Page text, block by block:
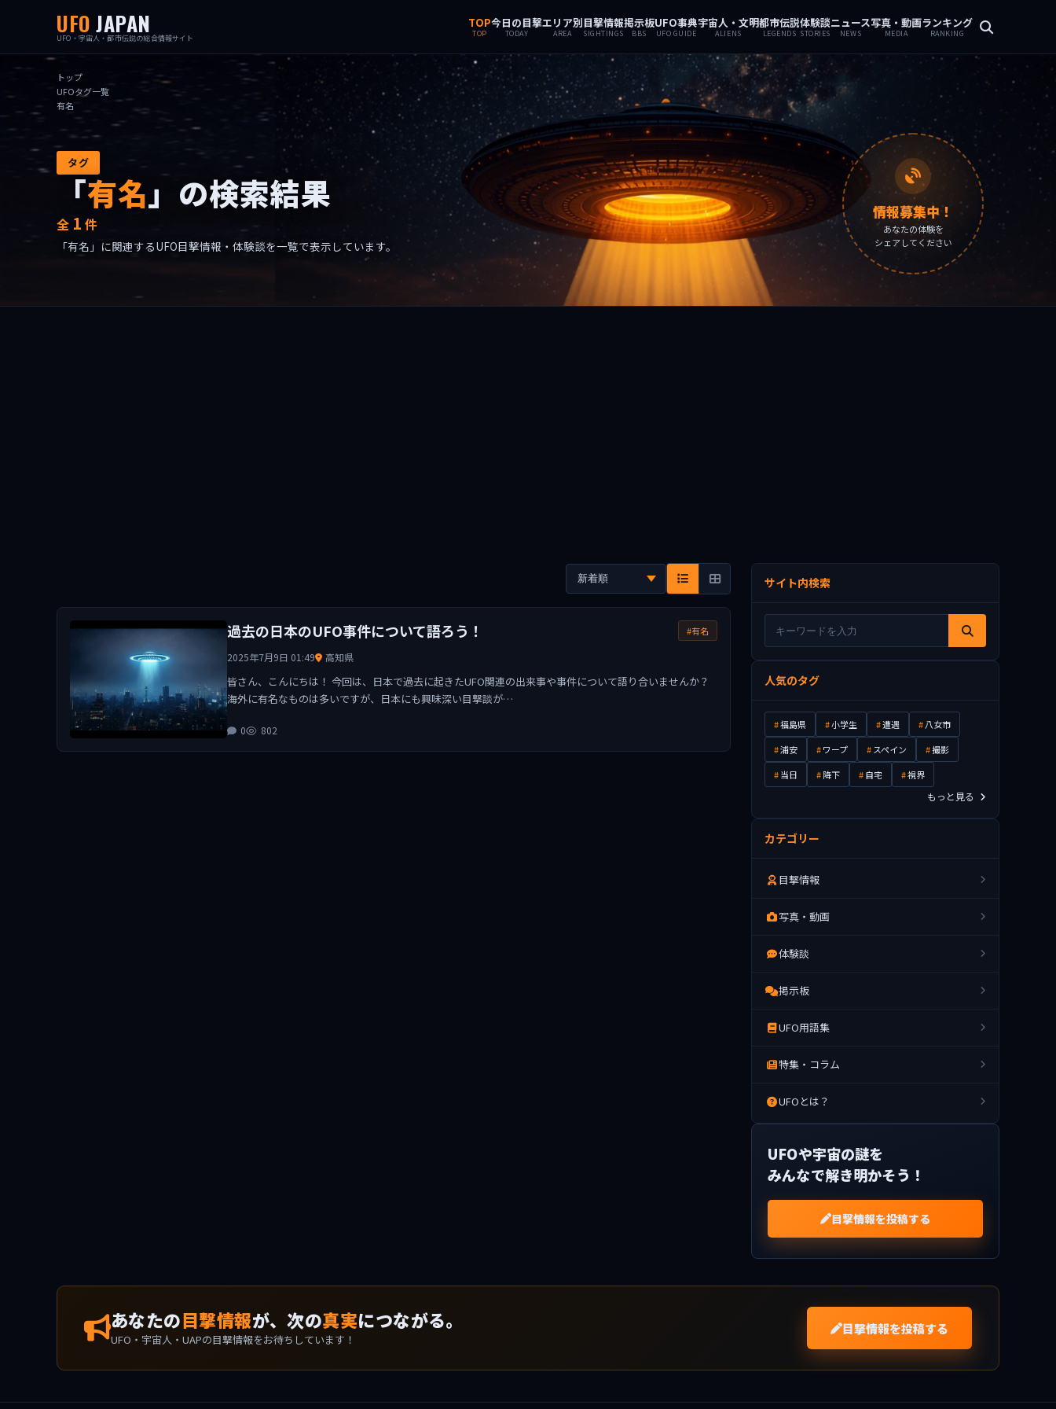
UFO JAPAN
UFO・宇宙人・都市伝説の総合情報サイト
TOP
TOP
今日の目撃
TODAY
エリア別
AREA
目撃情報
SIGHTINGS
掲示板
BBS
UFO事典
UFO GUIDE
宇宙人・文明
ALIENS
都市伝説
LEGENDS
体験談
STORIES
ニュース
NEWS
写真・動画
MEDIA
ランキング
RANKING
トップ
UFOタグ一覧
有名
タグ
「有名」の検索結果
全 1 件
「有名」に関連するUFO目撃情報・体験談を一覧で表示しています。
情報募集中！
あなたの体験を
シェアしてください
過去の日本のUFO事件について語ろう！ #有名
2025年7月9日 01:49 高知県
皆さん、こんにちは！ 今回は、日本で過去に起きたUFO関連の出来事や事件について語り合いませんか？
海外に有名なものは多いですが、日本にも興味深い目撃談が…
0 802
サイト内検索
人気のタグ
福島県 小学生 遭遇
八女市
浦安
ワープ スペイン
撮影
当日
降下 自宅 視界
もっと見る
カテゴリー
目撃情報
写真・動画
体験談
掲示板
UFO用語集
特集・コラム
UFOとは？
UFOや宇宙の謎を
みんなで解き明かそう！
目撃情報を投稿する
あなたの目撃情報が、次の真実につながる。
UFO・宇宙人・UAPの目撃情報をお待ちしています！
目撃情報を投稿する